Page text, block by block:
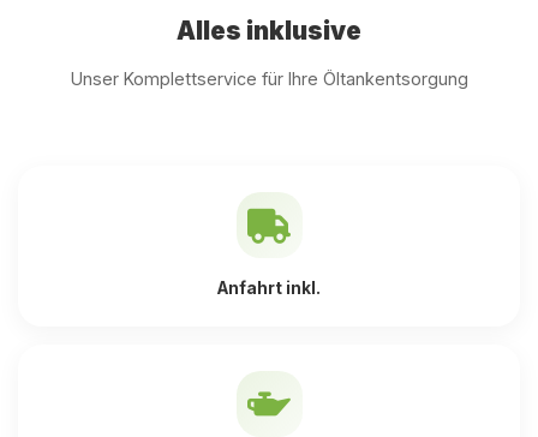
Alles inklusive
Unser Komplettservice für Ihre Öltankentsorgung
Anfahrt inkl.